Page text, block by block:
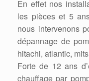
En effet nos
les pièces et 5
nous intervenons
dépannage de
hitachi, atlantic,
Forte de 12 ans
chauffage par